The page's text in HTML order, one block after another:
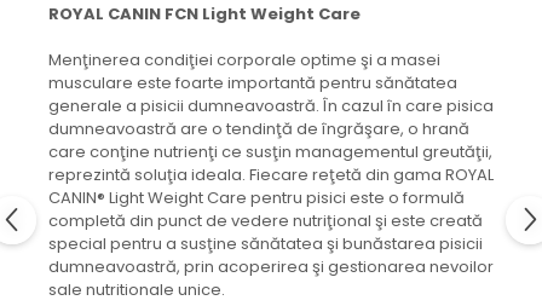
ROYAL CANIN FCN Light Weight Care
Menţinerea condiţiei corporale optime şi a masei
musculare este foarte importantă pentru sănătatea
generale a pisicii dumneavoastră. În cazul în care pisica
dumneavoastră are o tendinţă de îngrăşare, o hrană
care conţine nutrienţi ce susţin managementul greutăţii,
reprezintă soluţia ideala. Fiecare reţetă din gama ROYAL
CANIN® Light Weight Care pentru pisici este o formulă
completă din punct de vedere nutriţional şi este creată
special pentru a susţine sănătatea şi bunăstarea pisicii
dumneavoastră, prin acoperirea şi gestionarea nevoilor
sale nutritionale unice.